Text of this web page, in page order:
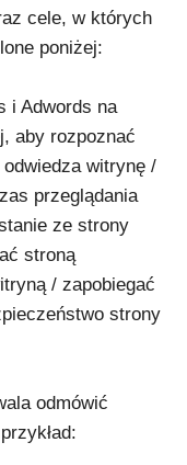
cele, w których
poniżej:
i Adwords na
aby rozpoznać
witrynę /
przeglądania
ze strony
stroną
/ zapobiegać
strony
odmówić